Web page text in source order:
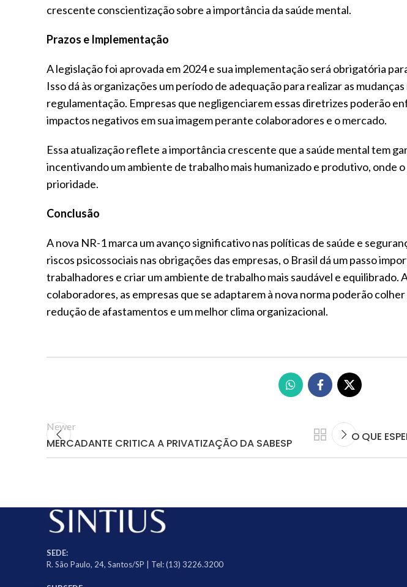
crescente conscientização sobre a importância da saúde mental.
Prazos e Implementação
A legislação foi aprovada em 2024 e sua implementação será obrigatória
Isso dá às organizações um período de adequação para realizar as
regulamentação. Empresas que negligenciarem essas diretrizes poderão
impactos negativos em sua imagem perante colaboradores e o mercado.
Essa atualização reflete a importância crescente que a saúde mental tem
incentivando um ambiente de trabalho mais humanizado e produtivo, onde
prioridade.
Conclusão
A nova NR-1 marca um avanço significativo nas políticas de saúde e
riscos psicossociais nas obrigações das empresas, o Brasil dá um passo
trabalhadores e criar um ambiente de trabalho mais saudável e equilibrado.
colaboradores, as empresas que se adaptarem à nova norma poderão
redução de afastamentos e um melhor clima organizacional.
Newer
MERCADANTE CRITICA A PRIVATIZAÇÃO DA SABESP
O QUE
SEDE:
R. São Paulo, 24, Santos/SP | Tel: (13) 3226.3200